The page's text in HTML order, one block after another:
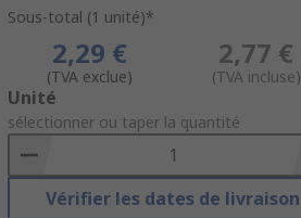
Sous-total (1 unité)*
2,29 €
(TVA exclue)
2,77 €
(TVA incluse)
Add
to
Basket
Unité
sélectionner ou taper la quantité
Vérifier les dates de livraison